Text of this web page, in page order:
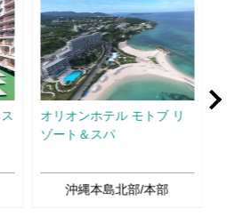
オリオンホテル モトブ リ
ゾート＆スパ
沖縄本島北部/本部